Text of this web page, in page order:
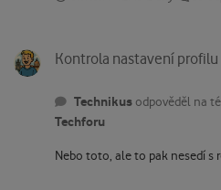
Kontrola nastavení profilu
Technikus odpověděl na
Techforu
Nebo toto, ale to pak nesedí s